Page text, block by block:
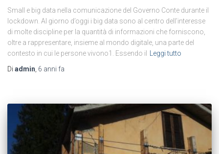
Small e big data nella comunicazione del Governo Conte durante il
lockdown. Al giorno d’oggi i big data sono al centro dell’interesse
di molte discipline per la quantità di informazioni che forniscono,
oltre a rappresentare, insieme al mondo digitale, una parte del
contesto in cui le persone vivono1. Essendo il
Leggi tutto
Di admin 6 anni fa